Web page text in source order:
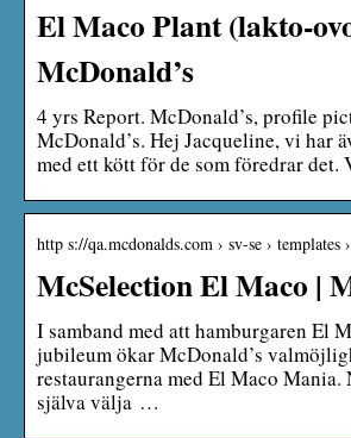
El Maco Plant (lakto-
McDonald’s
4 yrs Report. McDonald’s, profile
McDonald’s. Hej Jacqueline, vi har
med ett kött för de som föredrar det.
http s://qa.mcdonalds.com › sv-se › templates
McSelection El Maco |
I samband med att hamburgaren El
jubileum ökar McDonald’s
restaurangerna med El Maco Mania.
själva välja …